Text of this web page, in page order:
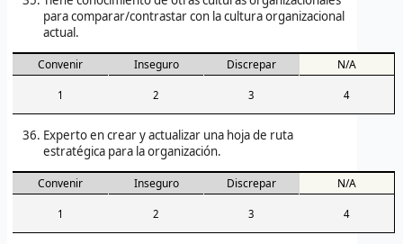
para comparar/contrastar con la cultura organizacional
actual.
Convenir Inseguro Discrepar N/A
1 2 3 4
Experto en crear y actualizar una hoja de ruta
estratégica para la organización.
Convenir Inseguro Discrepar N/A
1 2 3 4